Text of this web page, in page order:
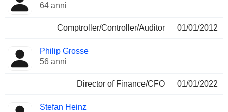
64 anni
Comptroller/Controller/Auditor 01/01/2012
Philip Grosse
56 anni
Director of Finance/CFO 01/01/2022
Stefan Heinz